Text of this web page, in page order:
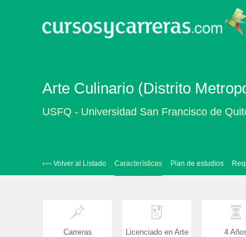
Arte Culinario (Distrito
USFQ - Universidad San Francisco de
‹— Volver al Listado Características Plan de estudios
Carreras
Licenciado en Arte
4